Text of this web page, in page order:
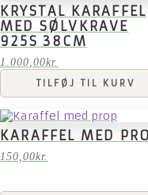
KRYSTAL KARAFFEL
MED SØLVKRAVE
925S 38CM
1.000,00kr.
TILFØJ TIL KURV
KARAFFEL MED
150,00kr.